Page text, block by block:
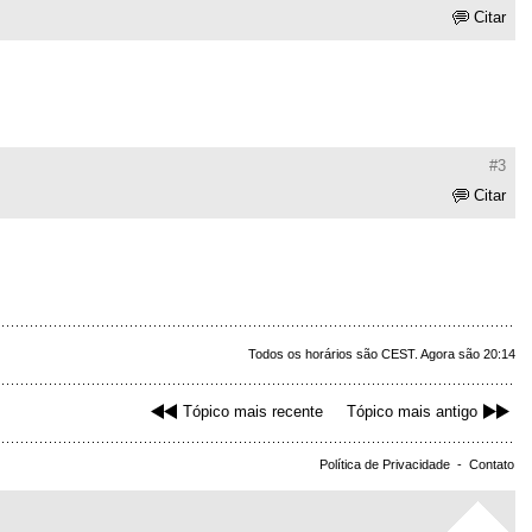
Citar
#3
Citar
Todos os horários são CEST. Agora são 20:14
Tópico mais recente Tópico mais antigo
Política de Privacidade - Contato